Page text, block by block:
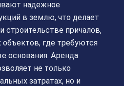
надежное
в землю, что делает
строительстве причалов,
где требуются
основания. Аренда
не только
затратах, но и